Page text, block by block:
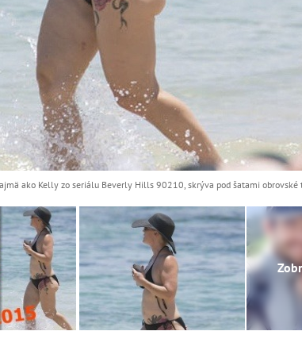
ako Kelly zo seriálu Beverly Hills 90210, skrýva pod šatami obrovské